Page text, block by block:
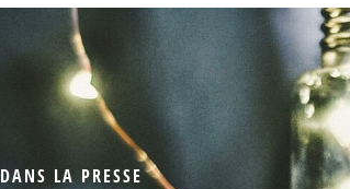
DANS LA PRESSE